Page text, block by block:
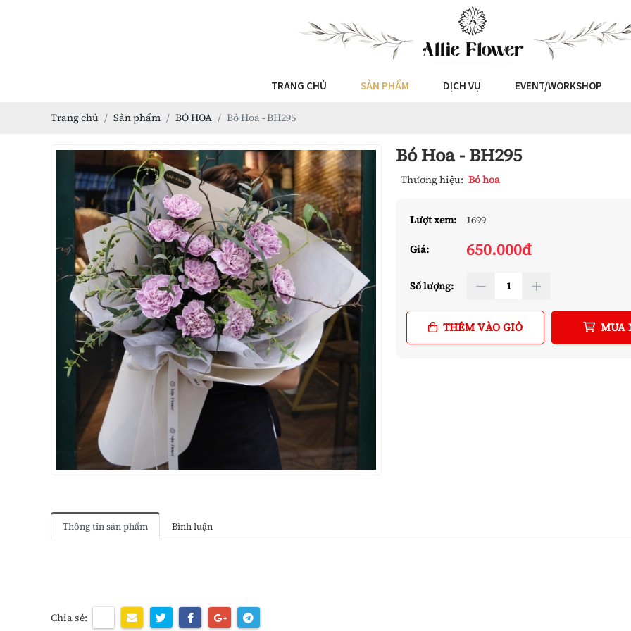
TRANG CHỦ SẢN PHẨM DỊCH VỤ EVENT/WORKSHOP
Trang chủ Sản phẩm BÓ HOA Bó Hoa - BH295
Bó Hoa - BH295
Thương hiệu: Bó hoa
Lượt xem: 1699
Giá: 650.000đ
Số lượng:
THÊM VÀO GIỎ MUA
Thông tin sản phẩm Bình luận
Chia sẻ: